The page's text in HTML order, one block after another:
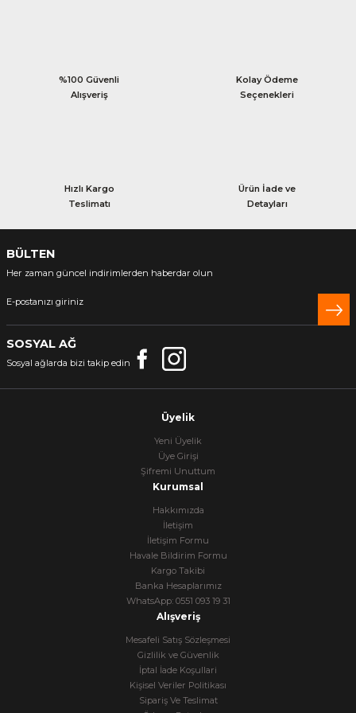
%100 Güvenli
Alışveriş
Kolay Ödeme
Seçenekleri
Hızlı Kargo
Teslimatı
Ürün İade ve
Detayları
BÜLTEN
Her zaman güncel indirimlerden haberdar olun
SOSYAL AĞ
Sosyal ağlarda bizi takip edin
Üyelik
Yeni Üyelik
Üye Girişi
Şifremi Unuttum
Kurumsal
Hakkımızda
İletişim
İletişim Formu
Havale Bildirim Formu
Kargo Takibi
Banka Hesaplarımız
WhatsApp: 0551 093 19 31
Alışveriş
Mesafeli Satış Sözleşmesi
Gizlilik ve Güvenlik
İptal İade Koşullari
Kişisel Veriler Politikası
Sipariş Ve Teslimat